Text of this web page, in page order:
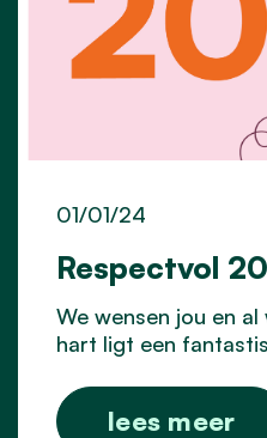
Respectvol
01/01/24
We wensen jou en
hart ligt een
lees meer